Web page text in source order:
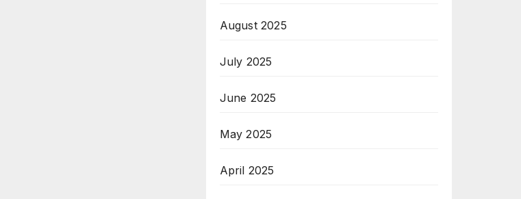
August 2025
July 2025
June 2025
May 2025
April 2025